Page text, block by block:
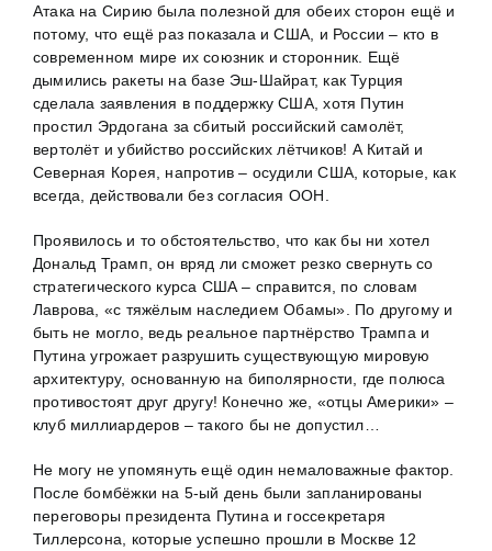
Атака на Сирию была полезной для обеих сторон ещё и
потому, что ещё раз показала и США, и России – кто в
современном мире их союзник и сторонник. Ещё
дымились ракеты на базе Эш-Шайрат, как Турция
сделала заявления в поддержку США, хотя Путин
простил Эрдогана за сбитый российский самолёт,
вертолёт и убийство российских лётчиков! А Китай и
Северная Корея, напротив – осудили США, которые, как
всегда, действовали без согласия ООН.
Проявилось и то обстоятельство, что как бы ни хотел
Дональд Трамп, он вряд ли сможет резко свернуть со
стратегического курса США – справится, по словам
Лаврова, «с тяжёлым наследием Обамы». По другому и
быть не могло, ведь реальное партнёрство Трампа и
Путина угрожает разрушить существующую мировую
архитектуру, основанную на биполярности, где полюса
противостоят друг другу! Конечно же, «отцы Америки» –
клуб миллиардеров – такого бы не допустил…
Не могу не упомянуть ещё один немаловажные фактор.
После бомбёжки на 5-ый день были запланированы
переговоры президента Путина и госсекретаря
Тиллерсона, которые успешно прошли в Москве 12